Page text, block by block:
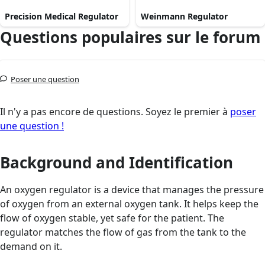
Precision Medical Regulator Weinmann Regulator
Questions populaires sur le forum
Poser une question
Il n'y a pas encore de questions. Soyez le premier à poser
une question !
Background and Identification
An oxygen regulator is a device that manages the pressure
of oxygen from an external oxygen tank. It helps keep the
flow of oxygen stable, yet safe for the patient. The
regulator matches the flow of gas from the tank to the
demand on it.